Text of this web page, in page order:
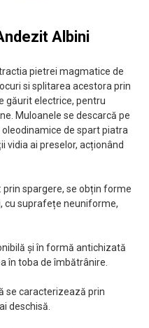
Albini
pietrei magmatice de
si splitarea acestora prin
găurit electrice, pentru
Muloanele se descarcă pe
de spart piatra
vidia ai preselor, acționând
spargere, se obțin forme
cu suprafețe neuniforme,
și în formă antichizată
în toba de îmbătrânire.
se caracterizează prin
deschisă.